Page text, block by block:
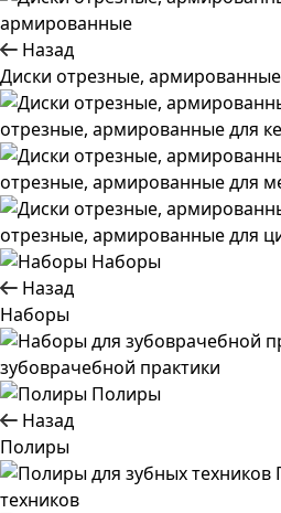
армированные
Назад
Диски отрезные, армированные
отрезные, армированные для
отрезные, армированные для
отрезные, армированные для
Наборы
Назад
Наборы
зубоврачебной практики
Полиры
Назад
Полиры
техников